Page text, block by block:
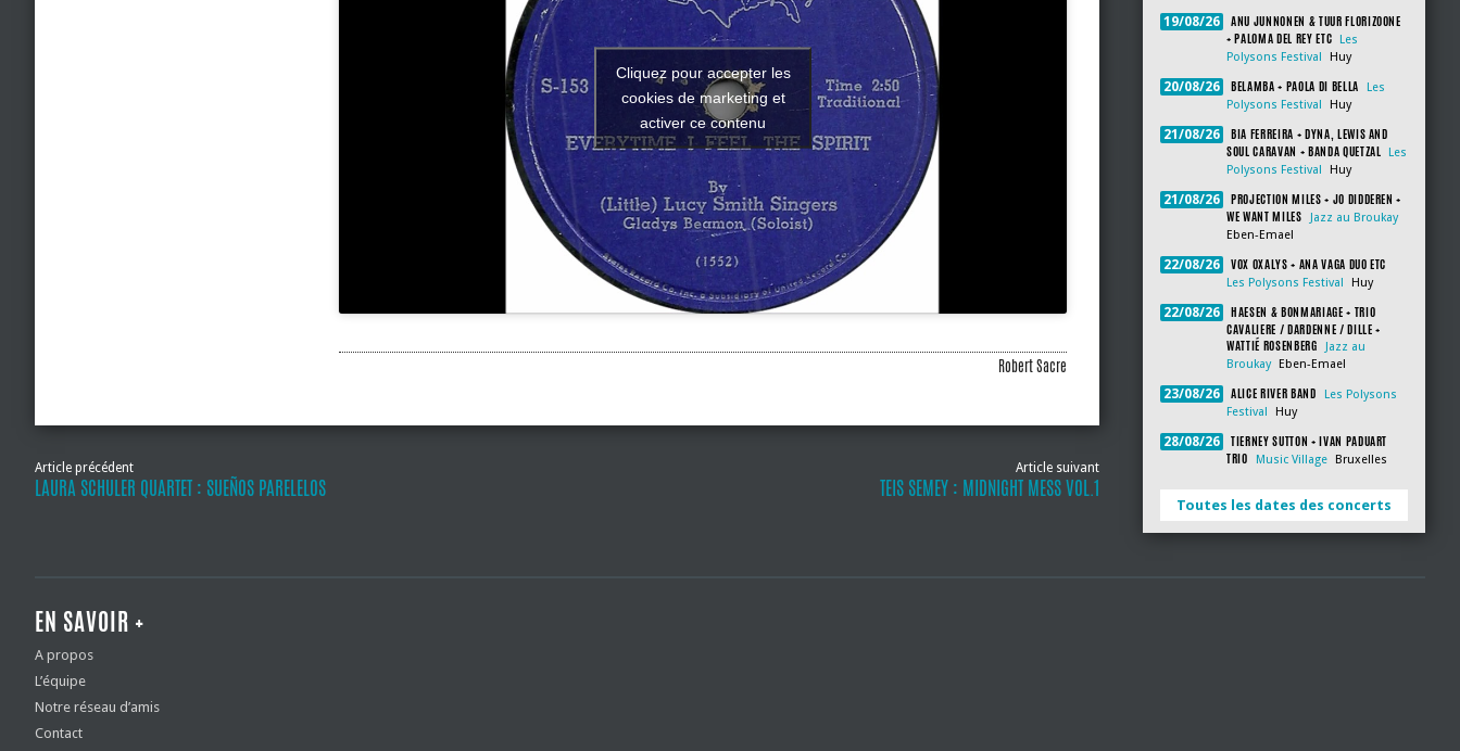
Cliquez pour accepter les
cookies de marketing et
activer ce contenu
Robert Sacre
Article précédent
LAURA SCHULER QUARTET : SUEÑOS PARELELOS
Article suivant
TEIS SEMEY : MIDNIGHT MESS VOL.1
19/08/26
ANU JUNNONEN & TUUR FLORIZOONE
+ PALOMA DEL REY ETC
Les
Polysons Festival
Huy
20/08/26 BELAMBA + PAOLA DI BELLA
Les
Polysons Festival
Huy
21/08/26
BIA FERREIRA + DYNA, LEWIS AND
SOUL CARAVAN + BANDA QUETZAL
Les
Polysons Festival
Huy
21/08/26
PROJECTION MILES + JO DIDDEREN +
WE WANT MILES
Jazz au Broukay
Eben-Emael
22/08/26 VOX OXALYS + ANA VAGA DUO ETC
Les Polysons Festival Huy
22/08/26
HAESEN & BONMARIAGE + TRIO
CAVALIERE / DARDENNE / DILLE +
WATTIÉ ROSENBERG
Jazz au
Broukay
Eben-Emael
23/08/26 ALICE RIVER BAND
Les Polysons
Festival
Huy
28/08/26
TIERNEY SUTTON + IVAN PADUART
TRIO
Music Village Bruxelles
Toutes les dates des concerts
EN SAVOIR +
A propos
L’équipe
Notre réseau d’amis
Contact